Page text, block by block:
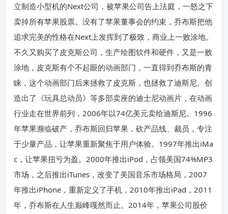
立制造小型机的Next公司，被苹果公司告上法庭，一怒之下
卖掉所有苹果股票。没有了苹果董事会的约束，乔布斯把他
追求完美的性格在Next上发挥到了极致，商业上一败涂地。
不久又购买了皮克斯公司，生产绘图软件和硬件，又是一败
涂地，皮克斯有个不起眼的动画部门，一直得到乔布斯的青
睐，这个动画部门后来拯救了皮克斯，也拯救了迪斯尼。创
造出了《玩具总动员》等多部卖座的迪士尼动画片，在动画
行业走在世界前列，2006年以74亿美元卖给迪斯尼。1996
年苹果濒临破产，乔布斯回归苹果，砍产品线、裁员，专注
于少量产品，让苹果重新聚焦于用户体验。1997年推出iMa
c，让苹果扭亏为盈。2000年推出iPod，占领美国74%MP3
市场，之后推出iTunes，改变了美国音乐市场格局，2007
年推出iPhone，重新定义了手机，2010年推出iPad，2011
年，乔布斯在人生巅峰嘎然而止。2014年，苹果公司股价